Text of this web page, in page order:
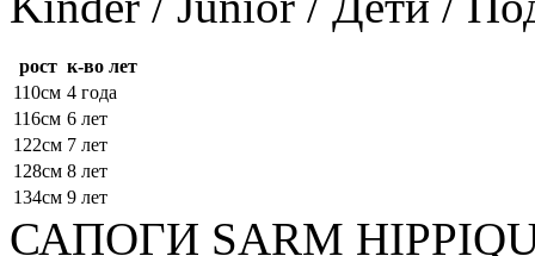
рост к-во лет
110см 4 года
116см 6 лет
122см 7 лет
128см 8 лет
134см 9 лет
САПОГИ SARM